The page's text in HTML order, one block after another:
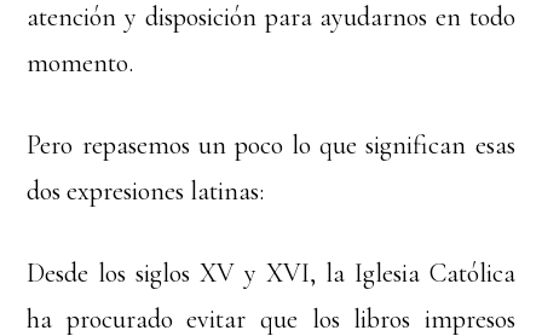
atención y disposición para ayudarnos en todo
momento.
Pero repasemos un poco lo que significan esas
dos expresiones latinas:
Desde los siglos XV y XVI, la Iglesia Católica
ha procurado evitar que los libros impresos